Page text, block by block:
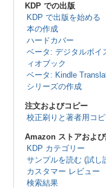
KDP での出版
KDP で出版を始める
本の作成
ハードカバー
ベータ: デジタルボイ
ィオブック
ベータ: Kindle
シリーズの作成
注文およびコピー
校正刷りと著者用コ
Amazon ストアおよ
KDP カテゴリー
サンプルを読む (試し
カスタマー レビュー
検索結果